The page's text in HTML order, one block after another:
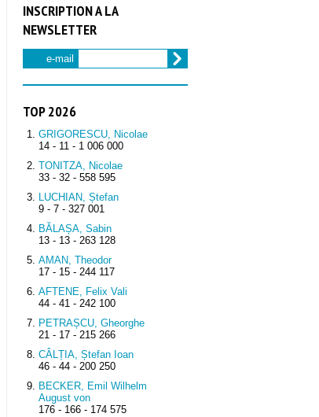
INSCRIPTION A LA
NEWSLETTER
e-mail
TOP 2026
GRIGORESCU, Nicolae
14 - 11 - 1 006 000
TONITZA, Nicolae
33 - 32 - 558 595
LUCHIAN, Ștefan
9 - 7 - 327 001
BĂLAȘA, Sabin
13 - 13 - 263 128
AMAN, Theodor
17 - 15 - 244 117
AFTENE, Felix Vali
44 - 41 - 242 100
PETRAȘCU, Gheorghe
21 - 17 - 215 266
CÂLȚIA, Ștefan Ioan
46 - 44 - 200 250
BECKER, Emil Wilhelm
August von
176 - 166 - 174 575